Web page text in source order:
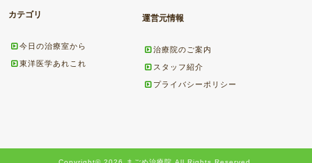
カテゴリ
今日の治療室から
東洋医学あれこれ
運営元情報
治療院のご案内
スタッフ紹介
プライバシーポリシー